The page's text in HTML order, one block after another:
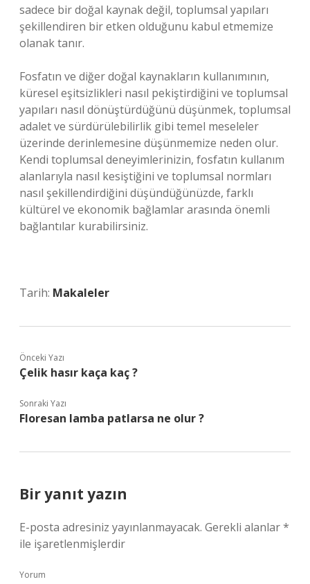
sadece bir doğal kaynak değil, toplumsal yapıları
şekillendiren bir etken olduğunu kabul etmemize
olanak tanır.
Fosfatın ve diğer doğal kaynakların kullanımının,
küresel eşitsizlikleri nasıl pekiştirdiğini ve toplumsal
yapıları nasıl dönüştürdüğünü düşünmek, toplumsal
adalet ve sürdürülebilirlik gibi temel meseleler
üzerinde derinlemesine düşünmemize neden olur.
Kendi toplumsal deneyimlerinizin, fosfatın kullanım
alanlarıyla nasıl kesiştiğini ve toplumsal normları
nasıl şekillendirdiğini düşündüğünüzde, farklı
kültürel ve ekonomik bağlamlar arasında önemli
bağlantılar kurabilirsiniz.
Tarih: Makaleler
Önceki Yazı
Çelik hasır kaça kaç ?
Sonraki Yazı
Floresan lamba patlarsa ne olur ?
Bir yanıt yazın
E-posta adresiniz yayınlanmayacak. Gerekli alanlar*
ile işaretlenmişlerdir
Yorum